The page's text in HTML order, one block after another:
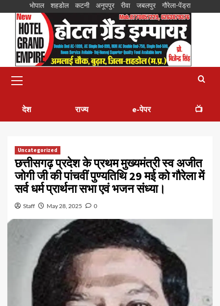
भोपाल शहडोल कटनी अनूपपुर रीवा जबलपुर गौरेला-पेंड्रा
देश राज्य e-पेपर 📺
Uncategorized
छत्तीसगढ़ प्रदेश के प्रथम मुख्यमंत्री स्व अजीत
जोगी जी की पांचवीं पुण्यतिथि 29 मई को गौरेला में
सर्व धर्म प्रार्थना सभा एवं भजन संध्या।
Staff May 28, 2025 0